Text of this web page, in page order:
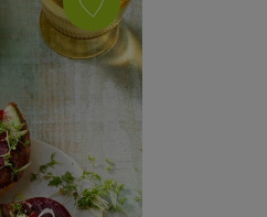
recipe
Vegane
Sensational
Burger
favorite